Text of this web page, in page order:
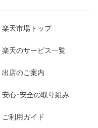
楽天市場トップ
楽天のサービス一覧
出店のご案内
安心･安全の取り組み
ご利用ガイド